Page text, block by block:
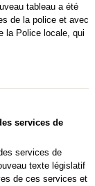
tableau a été
de la police et avec
la Police locale, qui
services de
services de
texte législatif
de ces services et